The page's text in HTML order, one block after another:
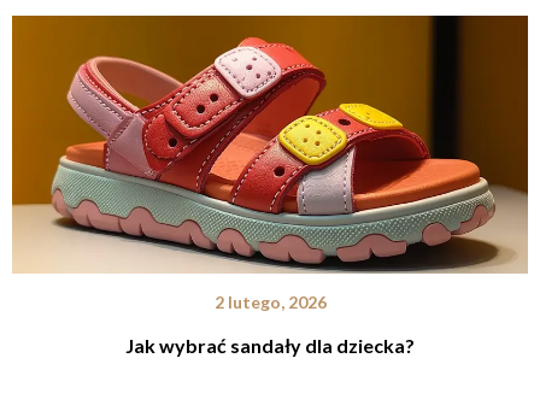
2 lutego, 2026
Jak wybrać sandały dla dziecka?